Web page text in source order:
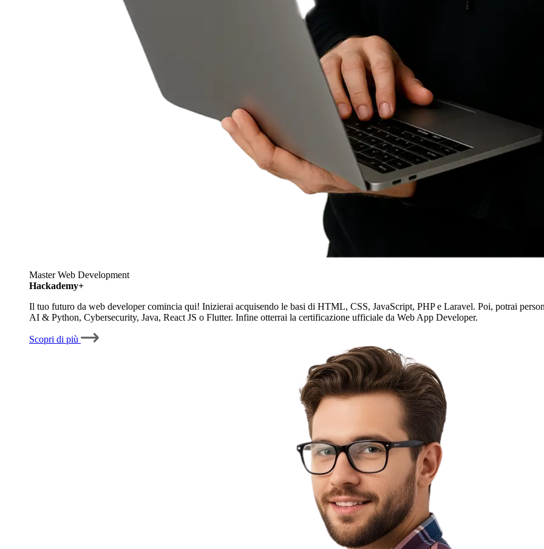
Master Web Development
Hackademy+
Il tuo futuro da web developer comincia qui! Inizierai acquisendo le basi di HTML, CSS, JavaScript, PHP e Laravel. Poi, potrai
AI & Python, Cybersecurity, Java, React JS o Flutter. Infine otterrai la certificazione ufficiale da Web App Developer.
Scopri di più